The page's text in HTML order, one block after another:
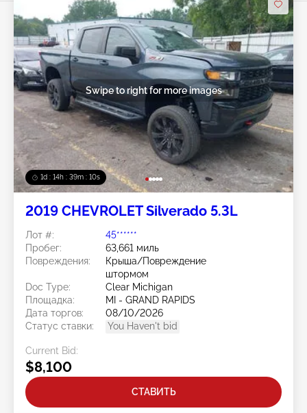
1d : 14h : 39m : 07s
Swipe to right for more images
2019 CHEVROLET Silverado 5.3L
Лот #:
45******
Пробег:
63,661 миль
Повреждения:
Крыша/Повреждение
штормом
Doc Type:
Clear Michigan
Площадка:
MI - GRAND RAPIDS
Дата торгов:
08/10/2026
Статус ставки:
You Haven't bid
Current Bid:
$8,100
СТАВИТЬ